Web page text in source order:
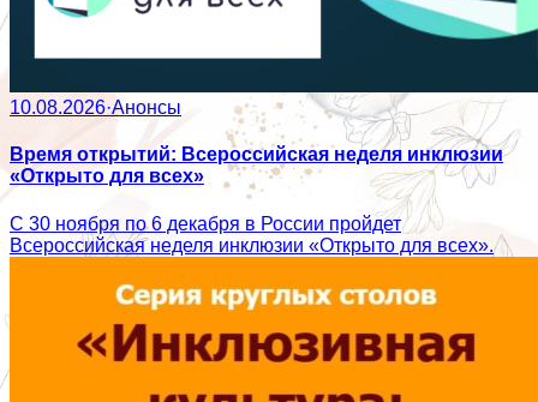
10.08.2026·Анонсы
Время открытий: Всероссийская неделя инклюзии
«Открыто для всех»
С 30 ноября по 6 декабря в России пройдет
Всероссийская неделя инклюзии «Открыто для всех».